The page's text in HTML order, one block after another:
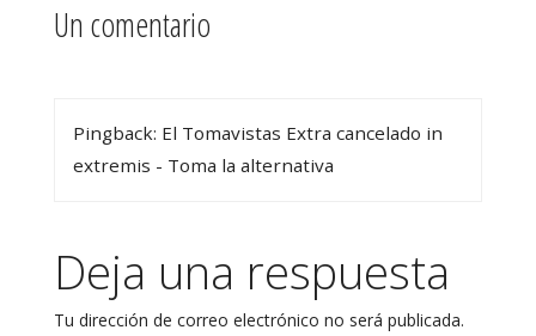
Un comentario
Pingback: El Tomavistas Extra cancelado in
extremis - Toma la alternativa
Deja una respuesta
Tu dirección de correo electrónico no será publicada.